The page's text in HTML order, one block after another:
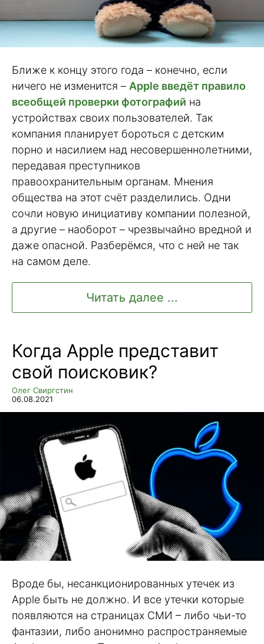
Ближе к концу этого года – конечно, если
ничего не изменится – Apple введёт правило
всеобщей проверки фотографий на
устройствах своих пользователей. Так
компания планирует бороться с детским
порно и насилием над несовершеннолетними,
передавая преступников
правоохранительным органам. Мнения
общества на этот счёт разделились. Одни
сочли новую инициативу компании полезной,
а другие – наоборот – чрезвычайно вредной и
даже опасной. Разберёмся, что с ней не так
на самом деле.
Читать далее ...
Когда Apple представит
свой поисковик?
Олег Свиргстин
06.08.2021
Вроде бы, несанкционированных утечек из
Apple быть не должно. И все утечки которые
появляются на страницах СМИ – либо чьи-то
фантазии, либо анонимно распространяемые